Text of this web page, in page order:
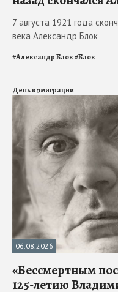
7 августа 1921 года
века Александр Блок
#Александр Блок#Блок
День в эмиграции
06.08.2026
«Бессмертным
125-летию